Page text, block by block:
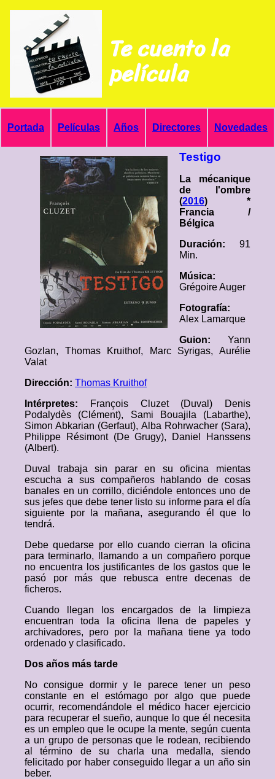
Te cuento la
película
Portada Películas Años Directores Novedades
Testigo
La mécanique
de l'ombre
(2016) *
Francia /
Bélgica
Duración: 91
Min.
Música:
Grégoire Auger
Fotografía:
Alex Lamarque
Guion: Yann
Gozlan, Thomas Kruithof, Marc Syrigas, Aurélie
Valat
Dirección: Thomas Kruithof
Intérpretes:
François Cluzet (Duval) Denis
Podalydès (Clément), Sami Bouajila (Labarthe),
Simon Abkarian (Gerfaut), Alba Rohrwacher (Sara),
Philippe Résimont (De Grugy), Daniel Hanssens
(Albert).
Duval trabaja sin parar en su oficina mientas
escucha a sus compañeros hablando de cosas
banales en un corrillo, diciéndole entonces uno de
sus jefes que debe tener listo su informe para el día
siguiente por la mañana, asegurando él que lo
tendrá.
Debe quedarse por ello cuando cierran la oficina
para terminarlo, llamando a un compañero porque
no encuentra los justificantes de los gastos que le
pasó por más que rebusca entre decenas de
ficheros.
Cuando llegan los encargados de la limpieza
encuentran toda la oficina llena de papeles y
archivadores, pero por la mañana tiene ya todo
ordenado y clasificado.
Dos años más tarde
No consigue dormir y le parece tener un peso
constante en el estómago por algo que puede
ocurrir, recomendándole el médico hacer ejercicio
para recuperar el sueño, aunque lo que él necesita
es un empleo que le ocupe la mente, según cuenta
a un grupo de personas que le rodean, recibiendo
al término de su charla una medalla, siendo
felicitado por haber conseguido llegar a un año sin
beber.